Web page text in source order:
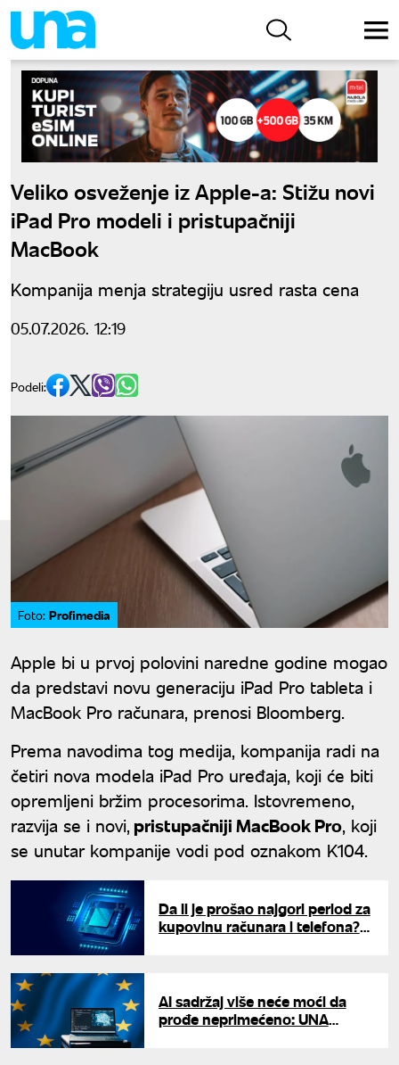
Veliko osveženje iz Apple-a: Stižu novi
iPad Pro modeli i pristupačniji
MacBook
Kompanija menja strategiju usred rasta cena
05.07.2026. 12:19
Podeli:
Foto: Profimedia
Apple bi u prvoj polovini naredne godine mogao
da predstavi novu generaciju iPad Pro tableta i
MacBook Pro računara, prenosi Bloomberg.
Prema navodima tog medija, kompanija radi na
četiri nova modela iPad Pro uređaja, koji će biti
opremljeni bržim procesorima. Istovremeno,
razvija se i novi, pristupačniji MacBook Pro, koji
se unutar kompanije vodi pod oznakom K104.
Da li je prošao najgori period za
kupovinu računara i telefona?
AI sadržaj više neće moći da
prođe neprimećeno: UNA